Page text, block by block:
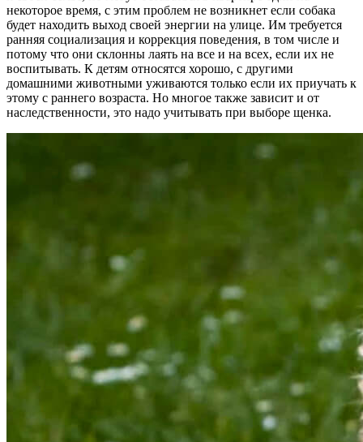
некоторое время, с этим проблем не возникнет если собака
будет находить выход своей энергии на улице. Им требуется
ранняя социализация и коррекция поведения, в том числе и
потому что они склонны лаять на все и на всех, если их не
воспитывать. К детям относятся хорошо, с другими
домашними животными уживаются только если их приучать к
этому с раннего возраста. Но многое также зависит и от
наследственности, это надо учитывать при выборе щенка.